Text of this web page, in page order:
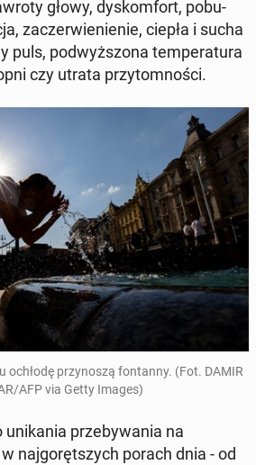
głowy, dys­kom­fort, po­bu­
za­czer­wie­nie­nie, ciepła i sucha
puls, pod­wyż­szo­na tem­pe­ra­tu­ra
czy utrata przy­tom­no­ści.
ochłodę przy­no­szą fon­tan­ny. (Fot. DAMIR
AFP via Getty Images)
uni­ka­nia prze­by­wa­nia na
naj­go­ręt­szych porach dnia - od